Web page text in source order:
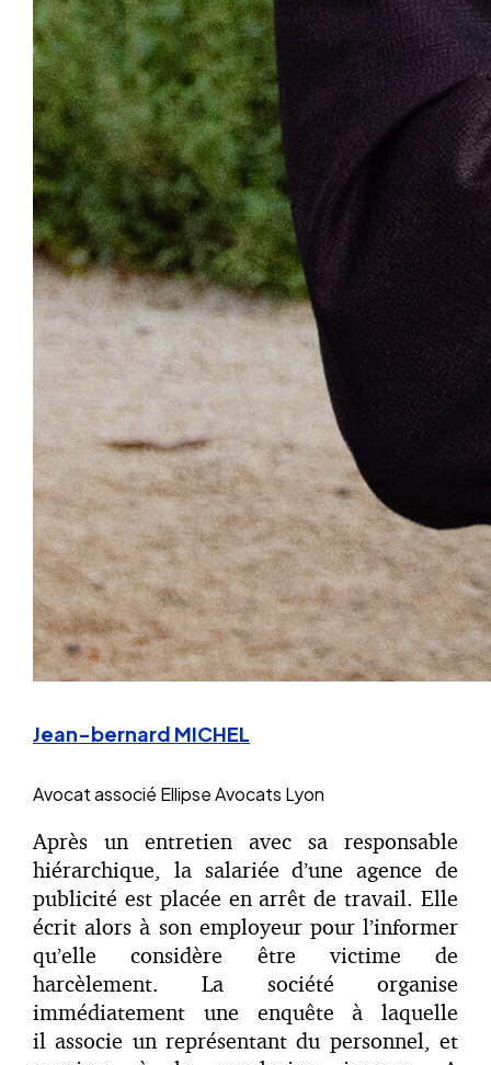
Jean-bernard MICHEL
Avocat associé Ellipse Avocats Lyon
Après un entretien avec sa responsable
hiérarchique, la salariée d’une agence de
publicité est placée en arrêt de travail. Elle
écrit alors à son employeur pour l’informer
qu’elle considère être victime de
harcèlement. La société organise
immédiatement une enquête à laquelle
il associe un représentant du personnel, et